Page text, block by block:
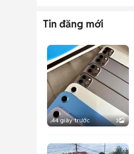
Tin đăng mới
44 giây trước 3